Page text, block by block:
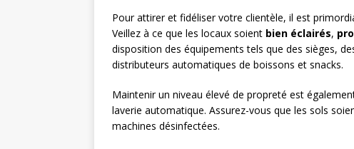
Pour attirer et fidéliser votre clientèle, il est
Veillez à ce que les locaux soient bien éclairés,
disposition des équipements tels que des sièges,
distributeurs automatiques de boissons et snacks.
Maintenir un niveau élevé de propreté est
laverie automatique. Assurez-vous que les sols
machines désinfectées.